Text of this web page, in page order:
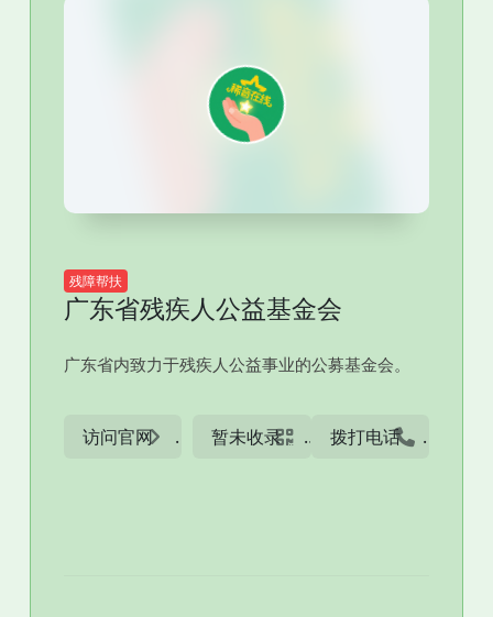
残障帮扶
广东省残疾人公益基金会
广东省内致力于残疾人公益事业的公募基金会。
访问官网 暂未收录 拨打电话